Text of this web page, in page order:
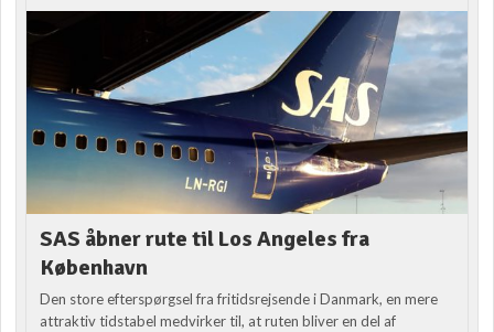
SAS åbner rute til Los Angeles fra
København
Den store efterspørgsel fra fritidsrejsende i Danmark, en mere
attraktiv tidstabel medvirker til, at ruten bliver en del af